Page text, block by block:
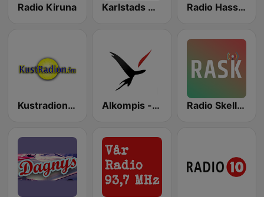
Radio Kiruna Karlstads Nya Radio Radio Hassleholm
Kustradion.fm Alkompis - الكومبس Radio Skellefteå